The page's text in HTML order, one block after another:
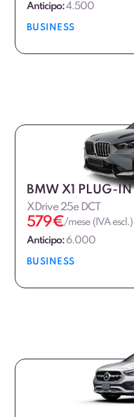
Anticipo:4.500
BUSINESS
BMW X1 PLUG-IN
XDrive 25e DCT
579€/mese (IVA escl.)
Anticipo:6.000
BUSINESS